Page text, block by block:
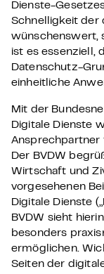
Dienste-
Schnelligkeit der
wünschenswert,
ist es essenziell,
Datenschutz-
einheitliche
Mit der
Digitale Dienste
Ansprechpartner
Der BVDW
Wirtschaft und
vorgesehenen
Digitale Dienste
BVDW sieht
besonders
ermöglichen.
Seiten der